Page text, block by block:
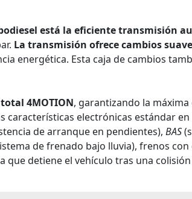
está la eficiente transmisión
La transmisión ofrece cambios
energética. Esta caja de cambios
4MOTION, garantizando la
electrónicas estándar
de arranque en pendientes), BAS
de frenado bajo lluvia), frenos
que detiene el vehículo tras una